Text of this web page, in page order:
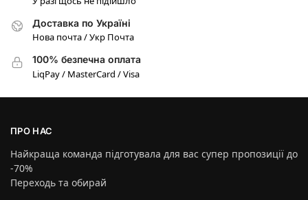
Доставка по Україні
Нова почта / Укр Почта
100% безпечна оплата
LiqPay / MasterCard / Visa
ПРО НАС
Найкраща команда підготувала для вас супер пропозиції до
-70%
Переходь та обирай